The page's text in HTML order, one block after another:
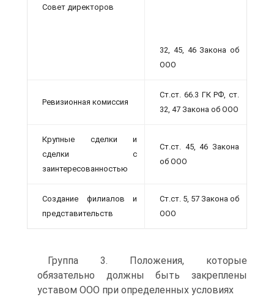
Совет директоров
32, 45, 46 Закона об
ООО
Ревизионная комиссия
Ст.ст. 66.3 ГК РФ, ст.
32, 47 Закона об ООО
Крупные сделки и
сделки с
заинтересованностью
Ст.ст. 45, 46 Закона
об ООО
Создание филиалов и
представительств
Ст.ст. 5, 57 Закона об
ООО
Группа 3. Положения, которые
обязательно должны быть закреплены
уставом ООО при определенных условиях